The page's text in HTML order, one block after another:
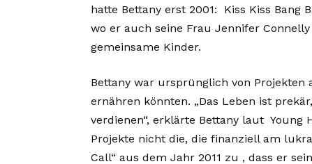
hatte Bettany erst 2001: Kiss Kiss
wo er auch seine Frau Jennifer
gemeinsame Kinder.
Bettany war ursprünglich von Projekten
ernähren könnten. „Das Leben ist
verdienen“, erklärte Bettany laut Young
Projekte nicht die, die finanziell am
Call“ aus dem Jahr 2011 zu , dass er